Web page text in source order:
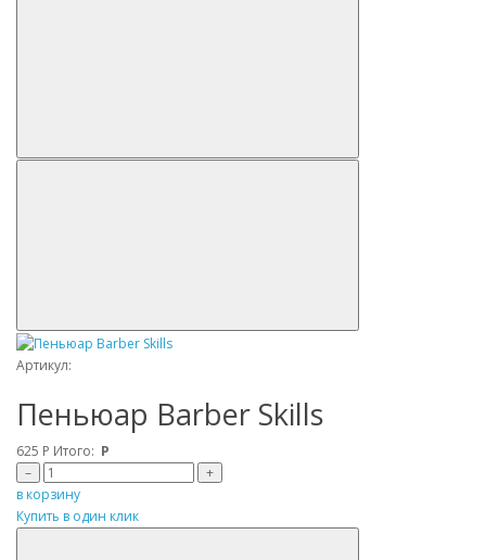
Артикул:
Пеньюар Barber Skills
625 Р Итого: Р
–
+
в корзину
Купить в один клик